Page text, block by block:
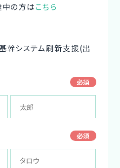
の方はこちら
幹システム刷新支援(出